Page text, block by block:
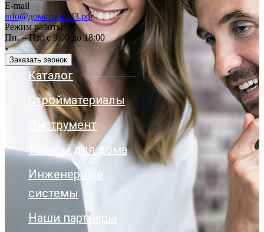
E-mail
info@домстрой-33.рф
Режим работы
Пн. – Пт.: с 9:00 до 18:00
Заказать звонок
Каталог
Стройматериалы
Инструмент
Товары для дома
Инженерные
системы
Наши партнеры